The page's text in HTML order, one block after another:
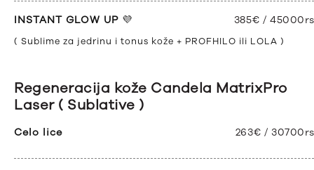
INSTANT GLOW UP 💜 385€ /
( Sublime za jedrinu i tonus kože + PROFHILO ili LOLA )
Regeneracija kože Candela MatrixPro
Laser ( Sublative )
Celo lice 263€ /